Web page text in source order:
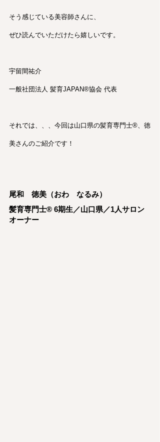
そう感じている美容師さんに、
ぜひ読んでいただけたら嬉しいです。
宇留間祐介
一般社団法人 髪育JAPAN®︎協会 代表
それでは、、、今回は山口県の髪育専門士®︎、徳
美さんのご紹介です！
尾和　徳美（おわ　なるみ）
髪育専門士®︎ 6期生／山口県／1人サロン
オーナー